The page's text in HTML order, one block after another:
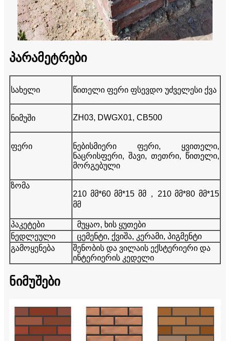
პარამეტრები
სახელი წითელი ფერი ფსევდო უძველესი ქვა
ნიმუში ZH03, DWGX01, CB500
ფერი
ნებისმიერი ფერი, ყვითელი,
ნაცრისფერი, შავი, თეთრი, წითელი,
მორგებული
ზომა
210 მმ*60 მმ*15 მმ ， 210 მმ*80 მმ*15
მმ
პაკეტები
მუყაო, ხის ყუთები
ნედლეული
ცემენტი, ქვიშა, კერამი, პიგმენტი
გამოყენება
შენობის და ვილაის ექსტერიერი და
ინტერიერის კედელი
ნიმუშები